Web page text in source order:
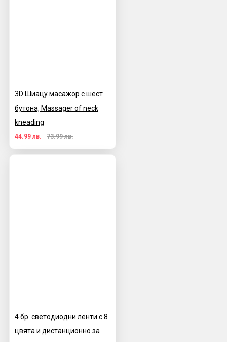
3D Шиацу масажор с шест
бутона, Massager of neck
kneading
44.99 лв. 73.99 лв.
4 бр. светодиодни ленти с 8
цвята и дистанционно за